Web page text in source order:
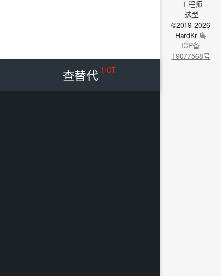
查替代 HOT
工程师
选型
©2019-2026
HardKr 粤
ICP备
19077568号